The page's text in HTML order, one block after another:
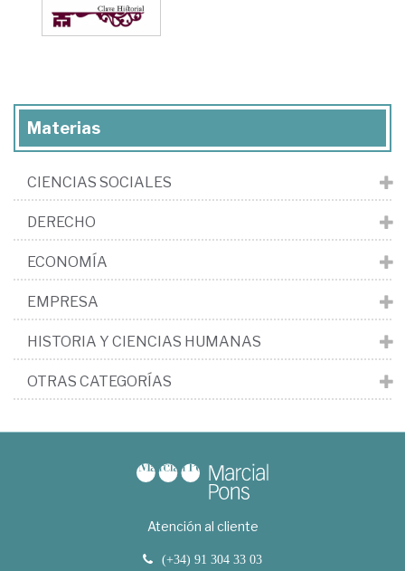
Materias
CIENCIAS SOCIALES
DERECHO
ECONOMÍA
EMPRESA
HISTORIA Y CIENCIAS HUMANAS
OTRAS CATEGORÍAS
Atención al cliente
(+34) 91 304 33 03